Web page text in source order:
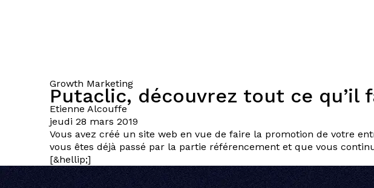
Growth Marketing
Putaclic, découvrez tout ce
Etienne Alcouffe
jeudi 28 mars 2019
Vous avez créé un site web en vue de faire la promotion de votre
vous êtes déjà passé par la partie référencement et que vous
[&hellip;]